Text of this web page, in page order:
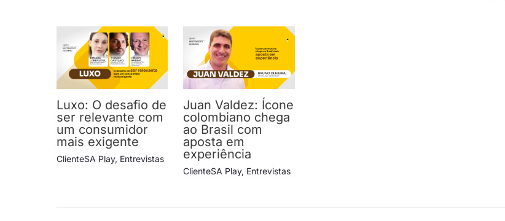
Luxo: O desafio de
ser relevante com
um consumidor
mais exigente
ClienteSA Play, Entrevistas
Juan Valdez: Ícone
colombiano chega
ao Brasil com
aposta em
experiência
ClienteSA Play, Entrevistas